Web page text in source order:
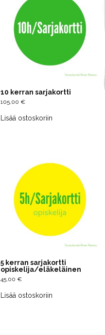
10 kerran sarjakortti
105,00 €
Lisää ostoskoriin
5 kerran sarjakortti
opiskelija/eläkeläinen
45,00 €
Lisää ostoskoriin